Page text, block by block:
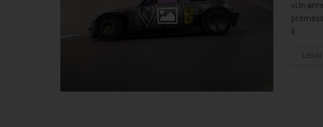
«Un
il ...